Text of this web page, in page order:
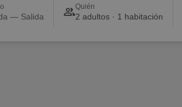
— Salida
Quién
2 adultos · 1 habitación